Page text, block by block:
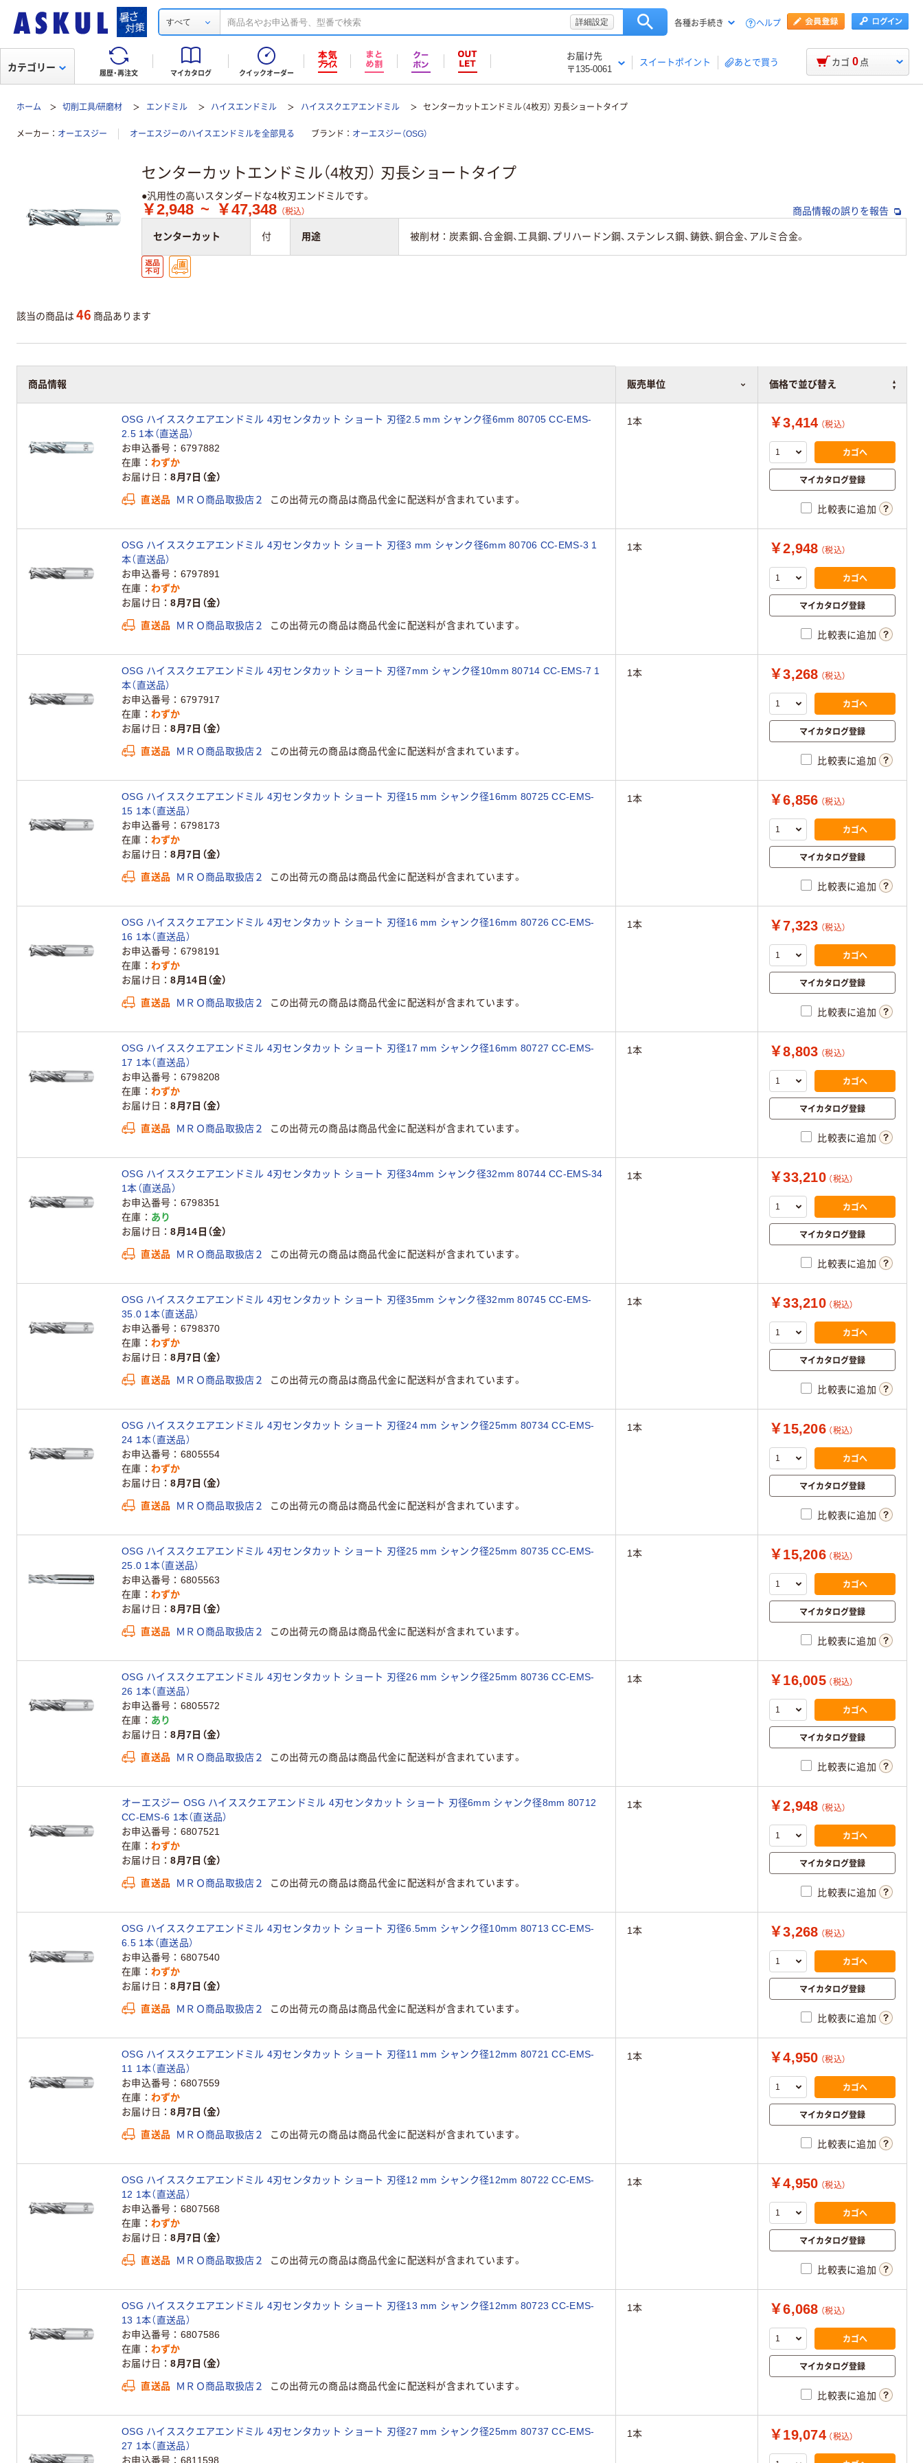
すべて 詳細設定 各種お手続き ヘルプ
履歴・再注文 マイカタログ クイックオーダー
お届け先
〒135-0061
スイートポイント あとで買う
カテゴリー カゴ 0 点
ホーム 切削工具/研磨材 エンドミル ハイスエンドミル ハイススクエアエンドミル センターカットエンドミル（4枚刃） 刃長ショートタイプ
メーカー オーエスジー オーエスジーのハイスエンドミルを全部見る ブランド オーエスジー（OSG）
センターカットエンドミル（4枚刃） 刃長ショートタイプ
●汎用性の高いスタンダードな4枚刃エンドミルです。
￥2,948 ~ ￥47,348 （税込） 商品情報の誤りを報告
センターカット 付 用途 被削材：炭素鋼、合金鋼、工具鋼、プリハードン鋼、ステンレス鋼、鋳鉄、銅合金、アルミ合金。
該当の商品は 46 商品あります
商品情報 販売単位 価格で並び替え
OSG ハイススクエアエンドミル 4刃センタカット ショート 刃径2.5 mm シャンク径6mm 80705 CC-EMS-
2.5 1本（直送品）
お申込番号
6797882
在庫
わずか
お届け日
8月7日（金）
直送品 ＭＲＯ商品取扱店２ この出荷元の商品は商品代金に配送料が含まれています。
1本 ￥3,414 （税込）
カゴへ
マイカタログ登録
比較表に追加
OSG ハイススクエアエンドミル 4刃センタカット ショート 刃径3 mm シャンク径6mm 80706 CC-EMS-3 1
本（直送品）
お申込番号
6797891
在庫
わずか
お届け日
8月7日（金）
直送品 ＭＲＯ商品取扱店２ この出荷元の商品は商品代金に配送料が含まれています。
1本 ￥2,948 （税込）
カゴへ
マイカタログ登録
比較表に追加
OSG ハイススクエアエンドミル 4刃センタカット ショート 刃径7mm シャンク径10mm 80714 CC-EMS-7 1
本（直送品）
お申込番号
6797917
在庫
わずか
お届け日
8月7日（金）
直送品 ＭＲＯ商品取扱店２ この出荷元の商品は商品代金に配送料が含まれています。
1本 ￥3,268 （税込）
カゴへ
マイカタログ登録
比較表に追加
OSG ハイススクエアエンドミル 4刃センタカット ショート 刃径15 mm シャンク径16mm 80725 CC-EMS-
15 1本（直送品）
お申込番号
6798173
在庫
わずか
お届け日
8月7日（金）
直送品 ＭＲＯ商品取扱店２ この出荷元の商品は商品代金に配送料が含まれています。
1本 ￥6,856 （税込）
カゴへ
マイカタログ登録
比較表に追加
OSG ハイススクエアエンドミル 4刃センタカット ショート 刃径16 mm シャンク径16mm 80726 CC-EMS-
16 1本（直送品）
お申込番号
6798191
在庫
わずか
お届け日
8月14日（金）
直送品 ＭＲＯ商品取扱店２ この出荷元の商品は商品代金に配送料が含まれています。
1本 ￥7,323 （税込）
カゴへ
マイカタログ登録
比較表に追加
OSG ハイススクエアエンドミル 4刃センタカット ショート 刃径17 mm シャンク径16mm 80727 CC-EMS-
17 1本（直送品）
お申込番号
6798208
在庫
わずか
お届け日
8月7日（金）
直送品 ＭＲＯ商品取扱店２ この出荷元の商品は商品代金に配送料が含まれています。
1本 ￥8,803 （税込）
カゴへ
マイカタログ登録
比較表に追加
OSG ハイススクエアエンドミル 4刃センタカット ショート 刃径34mm シャンク径32mm 80744 CC-EMS-34
1本（直送品）
お申込番号
6798351
在庫
あり
お届け日
8月14日（金）
直送品 ＭＲＯ商品取扱店２ この出荷元の商品は商品代金に配送料が含まれています。
1本 ￥33,210 （税込）
カゴへ
マイカタログ登録
比較表に追加
OSG ハイススクエアエンドミル 4刃センタカット ショート 刃径35mm シャンク径32mm 80745 CC-EMS-
35.0 1本（直送品）
お申込番号
6798370
在庫
わずか
お届け日
8月7日（金）
直送品 ＭＲＯ商品取扱店２ この出荷元の商品は商品代金に配送料が含まれています。
1本 ￥33,210 （税込）
カゴへ
マイカタログ登録
比較表に追加
OSG ハイススクエアエンドミル 4刃センタカット ショート 刃径24 mm シャンク径25mm 80734 CC-EMS-
24 1本（直送品）
お申込番号
6805554
在庫
わずか
お届け日
8月7日（金）
直送品 ＭＲＯ商品取扱店２ この出荷元の商品は商品代金に配送料が含まれています。
1本 ￥15,206 （税込）
カゴへ
マイカタログ登録
比較表に追加
OSG ハイススクエアエンドミル 4刃センタカット ショート 刃径25 mm シャンク径25mm 80735 CC-EMS-
25.0 1本（直送品）
お申込番号
6805563
在庫
わずか
お届け日
8月7日（金）
直送品 ＭＲＯ商品取扱店２ この出荷元の商品は商品代金に配送料が含まれています。
1本 ￥15,206 （税込）
カゴへ
マイカタログ登録
比較表に追加
OSG ハイススクエアエンドミル 4刃センタカット ショート 刃径26 mm シャンク径25mm 80736 CC-EMS-
26 1本（直送品）
お申込番号
6805572
在庫
あり
お届け日
8月7日（金）
直送品 ＭＲＯ商品取扱店２ この出荷元の商品は商品代金に配送料が含まれています。
1本 ￥16,005 （税込）
カゴへ
マイカタログ登録
比較表に追加
オーエスジー OSG ハイススクエアエンドミル 4刃センタカット ショート 刃径6mm シャンク径8mm 80712
CC-EMS-6 1本（直送品）
お申込番号
6807521
在庫
わずか
お届け日
8月7日（金）
直送品 ＭＲＯ商品取扱店２ この出荷元の商品は商品代金に配送料が含まれています。
1本 ￥2,948 （税込）
カゴへ
マイカタログ登録
比較表に追加
OSG ハイススクエアエンドミル 4刃センタカット ショート 刃径6.5mm シャンク径10mm 80713 CC-EMS-
6.5 1本（直送品）
お申込番号
6807540
在庫
わずか
お届け日
8月7日（金）
直送品 ＭＲＯ商品取扱店２ この出荷元の商品は商品代金に配送料が含まれています。
1本 ￥3,268 （税込）
カゴへ
マイカタログ登録
比較表に追加
OSG ハイススクエアエンドミル 4刃センタカット ショート 刃径11 mm シャンク径12mm 80721 CC-EMS-
11 1本（直送品）
お申込番号
6807559
在庫
わずか
お届け日
8月7日（金）
直送品 ＭＲＯ商品取扱店２ この出荷元の商品は商品代金に配送料が含まれています。
1本 ￥4,950 （税込）
カゴへ
マイカタログ登録
比較表に追加
OSG ハイススクエアエンドミル 4刃センタカット ショート 刃径12 mm シャンク径12mm 80722 CC-EMS-
12 1本（直送品）
お申込番号
6807568
在庫
わずか
お届け日
8月7日（金）
直送品 ＭＲＯ商品取扱店２ この出荷元の商品は商品代金に配送料が含まれています。
1本 ￥4,950 （税込）
カゴへ
マイカタログ登録
比較表に追加
OSG ハイススクエアエンドミル 4刃センタカット ショート 刃径13 mm シャンク径12mm 80723 CC-EMS-
13 1本（直送品）
お申込番号
6807586
在庫
わずか
お届け日
8月7日（金）
直送品 ＭＲＯ商品取扱店２ この出荷元の商品は商品代金に配送料が含まれています。
1本 ￥6,068 （税込）
カゴへ
マイカタログ登録
比較表に追加
OSG ハイススクエアエンドミル 4刃センタカット ショート 刃径27 mm シャンク径25mm 80737 CC-EMS-
27 1本（直送品）
お申込番号
6811598
1本 ￥19,074 （税込）